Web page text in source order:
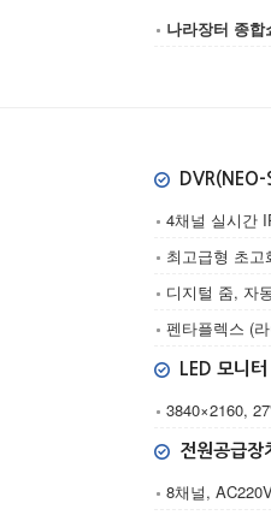
나라장터 종
4채널 실시간
최고급형 초
디지털 줌, 자
펜타플렉스 (
LED 모니터
3840×2160,
전원공급장
8채널,